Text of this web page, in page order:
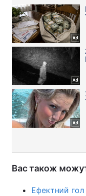
Вас також
Ефектний